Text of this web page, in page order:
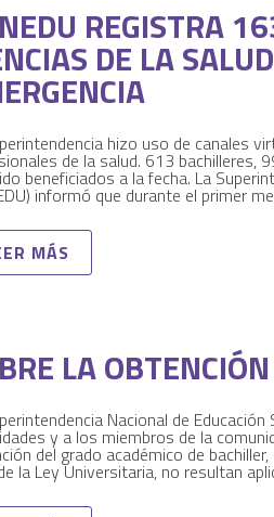
REGISTRA
DE LA
hizo uso de canales
de la salud. 613 bachilleres,
beneficiados a la fecha. La
informó que durante el primer
MÁS
LA
Nacional de
y a los miembros de la
del grado académico de
la Ley Universitaria, no resultan